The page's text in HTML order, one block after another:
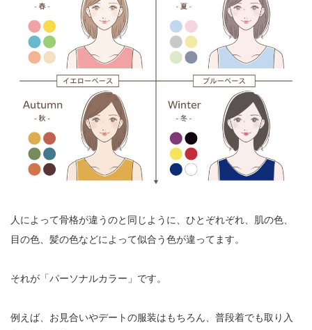
人によって骨格が違うのと同じように、ひとぞれぞれ、肌の色、
目の色、髪の色などによって似合う色が違ってます。
それが「パーソナルカラー」です。
例えば、お見合いやデートの服装はもちろん、普段着でも取り入